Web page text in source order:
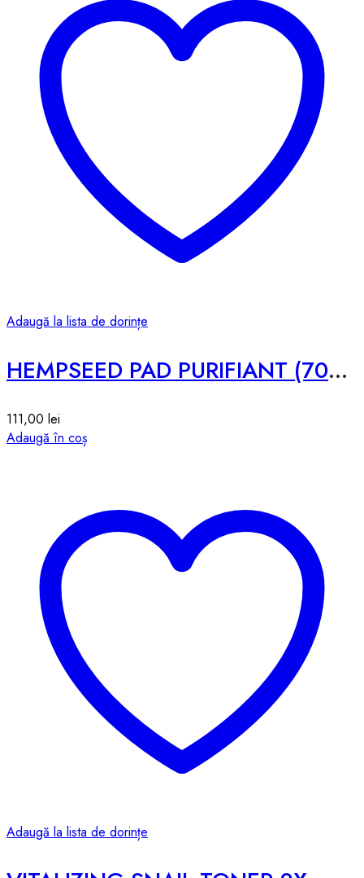
Adaugă la lista de dorințe
HEMPSEED PAD PURIFIANT (70pcs) – 267g
111,00 lei
Adaugă în coș
Adaugă la lista de dorințe